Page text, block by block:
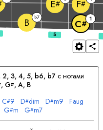
B b7
C# 1
E# F#
2, 3, 4, 5, b6, b7с нотами
, G#, A, B
C#9 D#dim D#m9 Faug
G#m G#m7